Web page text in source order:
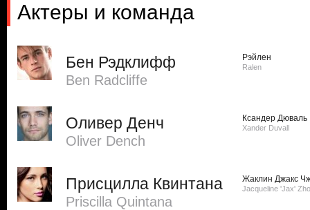
Актеры и команда
Бен Рэдклифф
Ben Radcliffe
Рэйлен
Ralen
Оливер Денч
Oliver Dench
Ксандер Дюваль
Xander Duvall
Присцилла Квинтана
Priscilla Quintana
Жаклин Джакс
Jacqueline 'Jax'